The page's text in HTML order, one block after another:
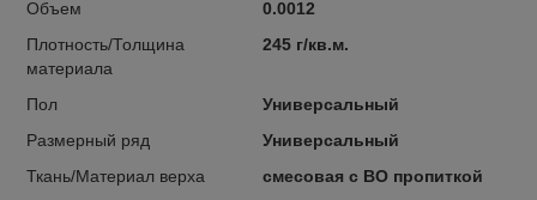
Объем
0.0012
Плотность/Толщина
материала
245 г/кв.м.
Пол
Универсальный
Размерный ряд
Универсальный
Ткань/Материал верха
смесовая с ВО пропиткой